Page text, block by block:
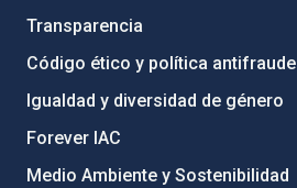
Transparencia
Código ético y política antifraude
Igualdad y diversidad de género
Forever IAC
Medio Ambiente y Sostenibilidad